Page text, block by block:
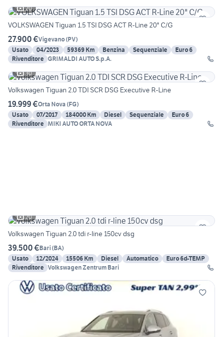
20
VOLKSWAGEN Tiguan 1.5 TSI DSG ACT R-Line 20" C/G
27.900 €Vigevano(PV)
Usato
04/2023 59369 Km Benzina Sequenziale
Euro 6
Rivenditore GRIMALDI AUTO S.p.A.
30
Volkswagen Tiguan 2.0 TDI SCR DSG Executive R-Line
19.999 €Orta Nova (FG)
Usato
07/2017 184000 Km Diesel Sequenziale
Euro 6
Rivenditore
MIKI AUTO ORTA NOVA
20
Volkswagen Tiguan 2.0 tdi r-line 150cv dsg
39.500 €Bari(BA)
Usato
12/2024 15506 Km Diesel Automatico
Euro 6d-TEMP
Rivenditore Volkswagen Zentrum Bari